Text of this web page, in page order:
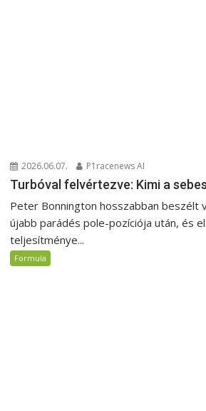
2026.06.07. P1racenews AI
Turbóval felvértezve: Kimi a
Peter Bonnington hosszabban beszélt
újabb parádés pole-pozíciója után, és
teljesítménye...
Formula